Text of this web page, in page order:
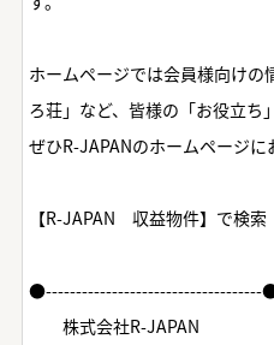
ホームページでは会員様向け
ろ荘」など、皆様の「お役立ち
ぜひR-JAPANのホームページに
【R-JAPAN 収益物件】で検索
●------------------------------------
株式会社R-JAPAN